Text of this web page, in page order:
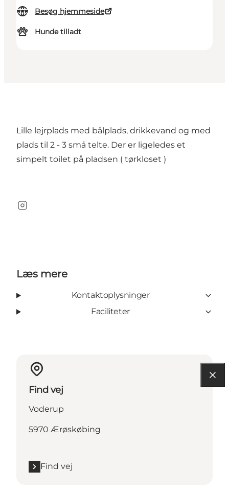
Besøg hjemmeside
Hunde tilladt
Lille lejrplads med bålplads, drikkevand og med
plads til 2 - 3 små telte. Der er ligeledes et
simpelt toilet på pladsen ( tørkloset )
Instagram
Læs mere
Kontaktoplysninger
Faciliteter
Find vej
Voderup
5970 Ærøskøbing
Find vej